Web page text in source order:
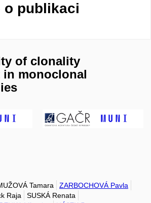
o publikaci
of clonality
in monoclonal
Tamara
ZARBOCHOVÁ Pavla
Raja
SUSKÁ Renata